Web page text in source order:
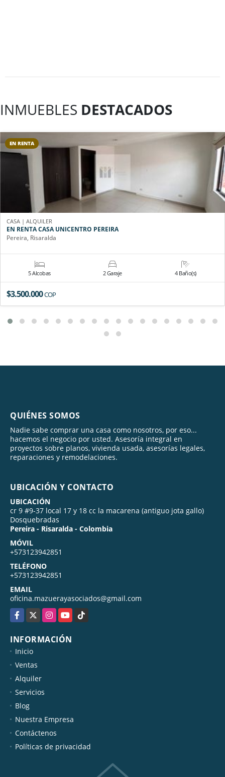
INMUEBLES DESTACADOS
EN RENTA
CASA | ALQUILER
EN RENTA CASA UNICENTRO PEREIRA
Pereira, Risaralda
5 Alcobas 2 Garaje 4 Baño(s)
$3.500.000COP
QUIÉNES SOMOS
Nadie sabe comprar una casa como nosotros, por eso...
hacemos el negocio por usted. Asesoría integral en
proyectos sobre planos, vivienda usada, asesorías legales,
reparaciones y remodelaciones.
UBICACIÓN Y CONTACTO
UBICACIÓN
cr 9 #9-37 local 17 y 18 cc la macarena (antiguo jota gallo)
Dosquebradas
Pereira - Risaralda - Colombia
MÓVIL
+573123942851
TELÉFONO
+573123942851
EMAIL
oficina.mazuerayasociados@gmail.com
INFORMACIÓN
Inicio
Ventas
Alquiler
Servicios
Blog
Nuestra Empresa
Contáctenos